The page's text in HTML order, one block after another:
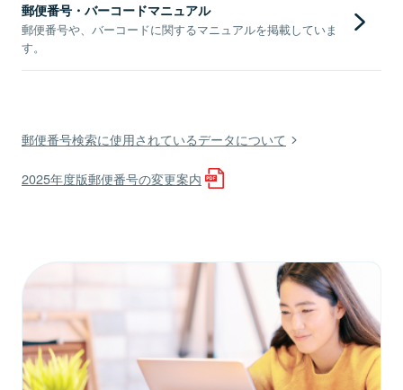
郵便番号・バーコードマニュアル
郵便番号や、バーコードに関するマニュアルを掲載していま
す。
郵便番号検索に使用されているデータについて
2025年度版郵便番号の変更案内